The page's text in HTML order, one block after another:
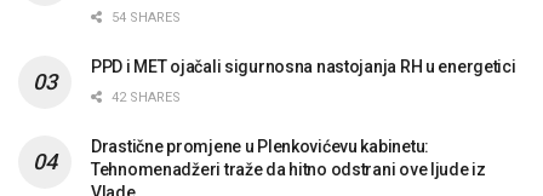
54 SHARES
PPD i MET ojačali sigurnosna nastojanja RH u energetici
42 SHARES
Drastične promjene u Plenkovićevu kabinetu:
Tehnomenadžeri traže da hitno odstrani ove ljude iz
Vlade